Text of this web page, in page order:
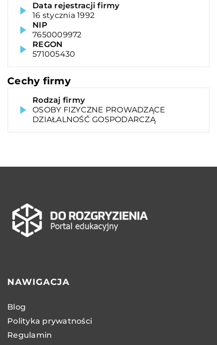
Data rejestracji firmy
16 stycznia 1992
NIP
7650009972
REGON
571005430
Cechy firmy
Rodzaj firmy
OSOBY FIZYCZNE PROWADZĄCE
DZIAŁALNOŚĆ GOSPODARCZĄ
NAWIGACJA
Blog
Polityka prywatności
Regulamin